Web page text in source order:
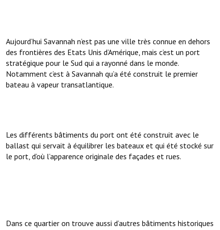
Aujourd’hui Savannah n’est pas une ville très connue en dehors
des frontières des Etats Unis d’Amérique, mais c’est un port
stratégique pour le Sud qui a rayonné dans le monde.
Notamment c’est à Savannah qu’a été construit le premier
bateau à vapeur transatlantique.
Les différents bâtiments du port ont été construit avec le
ballast qui servait à équilibrer les bateaux et qui été stocké sur
le port, d’où l’apparence originale des façades et rues.
Dans ce quartier on trouve aussi d’autres bâtiments historiques